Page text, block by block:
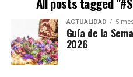
ACTUALIDAD 5
Guía de la
2026